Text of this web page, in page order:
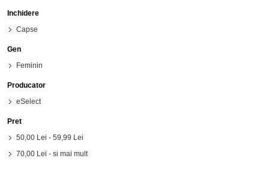
Inchidere
Capse
Gen
Feminin
Producator
eSelect
Pret
50,00 Lei - 59,99 Lei
70,00 Lei - si mai mult